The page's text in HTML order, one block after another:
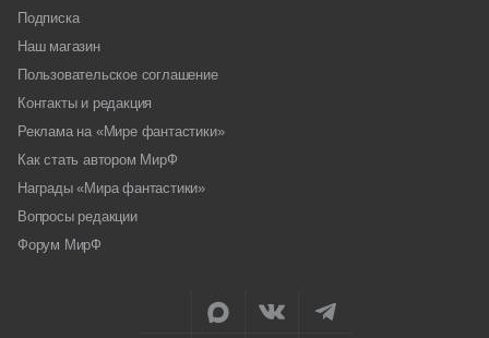
Подписка
Наш магазин
Пользовательское соглашение
Контакты и редакция
Реклама на «Мире фантастики»
Как стать автором МирФ
Награды «Мира фантастики»
Вопросы редакции
Форум МирФ